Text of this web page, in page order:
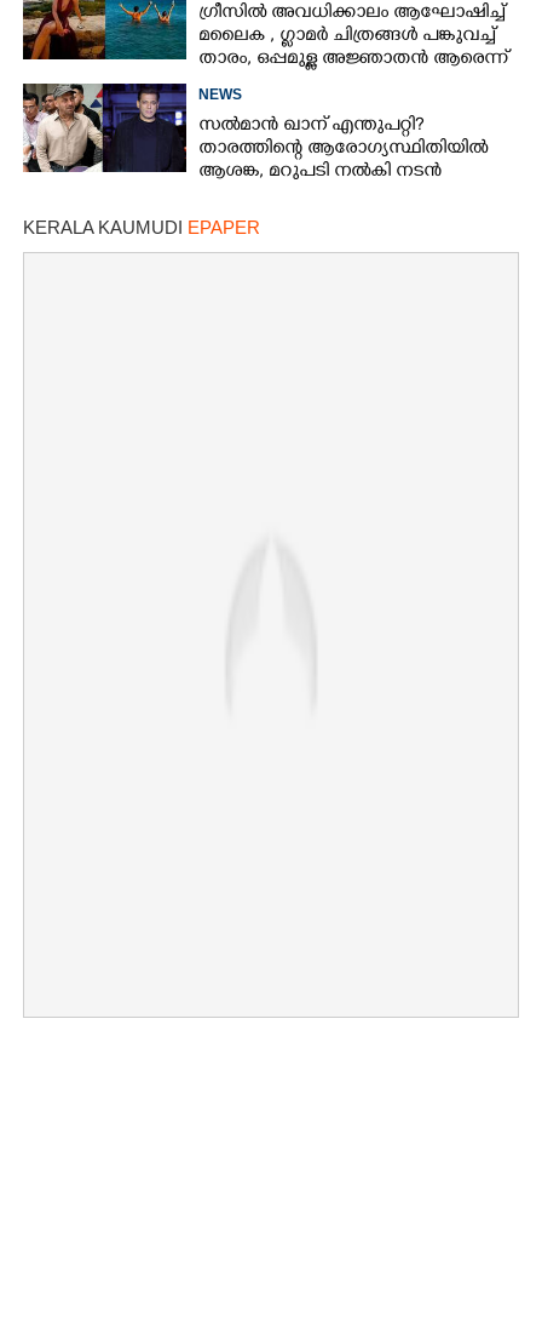
ഗ്രീസിൽ അവധിക്കാലം ആഘോഷിച്ച്
മലൈക ,​ ഗ്ലാമർ ചിത്രങ്ങൾ പങ്കുവച്ച്
താരം,​ ഒപ്പമുള്ള അജ്ഞാതൻ ആരെന്ന്
NEWS
സൽമാൻ ഖാന് എന്തുപറ്റി?
താരത്തിന്റെ ആരോഗ്യസ്ഥിതിയിൽ
ആശങ്ക, മറുപടി നൽകി നടൻ
KERALA KAUMUDI EPAPER